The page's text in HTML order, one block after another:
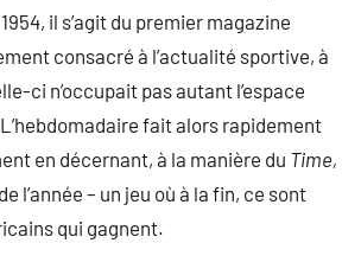
il s’agit du premier magazine
consacré à l’actualité sportive, à
ci n’occupait pas autant l’espace
fait alors rapidement
en décernant, à la manière du Time,
l’année – un jeu où à la fin, ce sont
qui gagnent.